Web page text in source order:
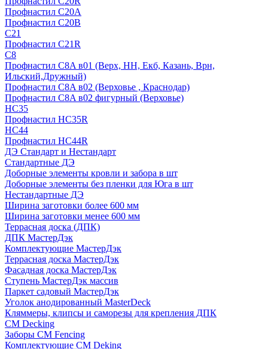
Профнастил С20А
Профнастил С20В
C21
Профнастил С21R
C8
Профнастил С8A в01 (Верх, НН, Екб, Казань, Врн,
Ильский,Дружный)
Профнастил С8A в02 (Верховье , Краснодар)
Профнастил С8A в02 фигурный (Верховье)
HС35
Профнастил HC35R
НС44
Профнастил НС44R
ДЭ Стандарт и Нестандарт
Стандартные ДЭ
Доборные элементы кровли и забора в шт
Доборные элементы без пленки для Юга в шт
Нестандартные ДЭ
Ширина заготовки более 600 мм
Ширина заготовки менее 600 мм
Террасная доска (ДПК)
ДПК МастерДэк
Комплектующие МастерДэк
Террасная доска МастерДэк
Фасадная доска МастерДэк
Ступень МастерДэк массив
Паркет садовый МастерДэк
Уголок анодированный MasterDeck
Кляммеры, клипсы и саморезы для крепления ДПК
CM Decking
Заборы CM Fencing
Комплектующие CM Deking